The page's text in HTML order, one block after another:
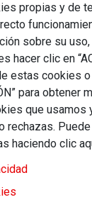
propias y de
sobre su
hacer clic en
estas cookies
para obtener
que usamos
rechazas.
haciendo clic
y condiciones